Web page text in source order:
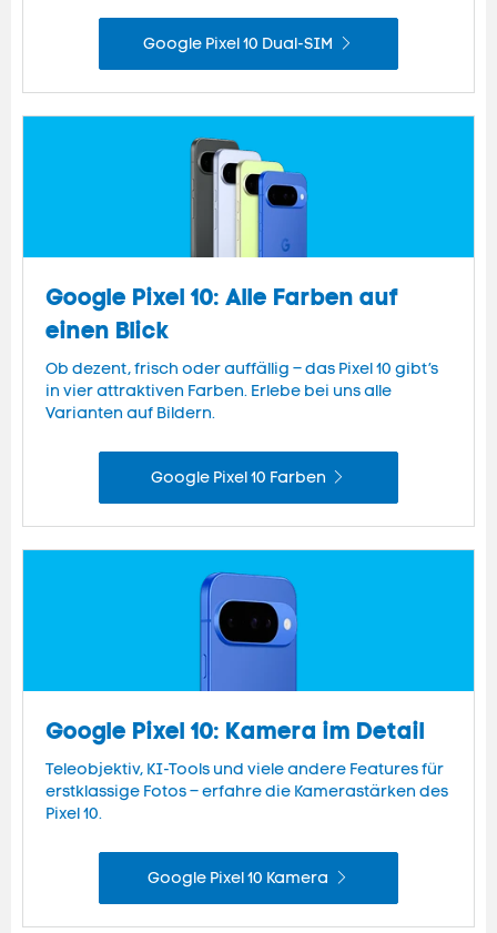
Google Pixel 10 Dual-SIM
Google Pixel 10: Alle Farben auf
einen Blick
Ob dezent, frisch oder auffällig – das Pixel 10 gibt’s
in vier attraktiven Farben. Erlebe bei uns alle
Varianten auf Bildern.
Google Pixel 10 Farben
Google Pixel 10: Kamera im Detail
Teleobjektiv, KI-Tools und viele andere Features für
erstklassige Fotos – erfahre die Kamerastärken des
Pixel 10.
Google Pixel 10 Kamera